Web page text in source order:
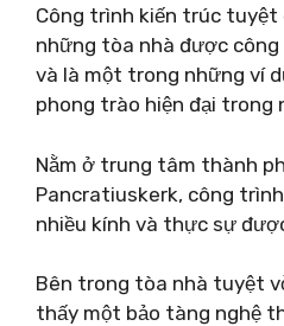
Công trình kiến ​​trúc tuyệt
những tòa nhà được công
và là một trong những ví
phong trào hiện đại trong
Nằm ở trung tâm thành
Pancratiuskerk, công
nhiều kính và thực sự
Bên trong tòa nhà tuyệt
thấy một bảo tàng nghệ